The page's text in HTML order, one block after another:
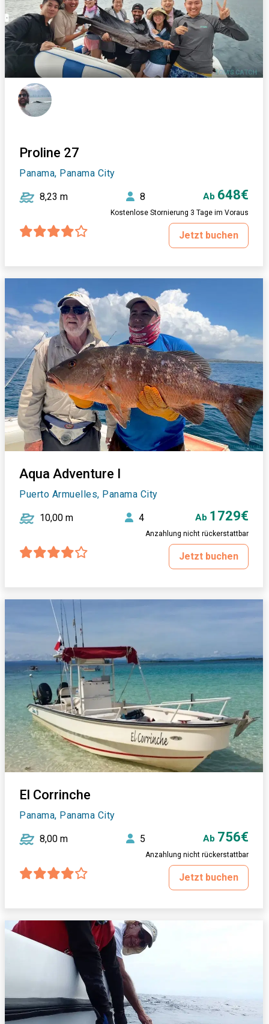
Proline 27
Panama, Panama City
8,23 m 8 Ab 648€
Kostenlose Stornierung 3 Tage im Voraus
Jetzt buchen
Aqua Adventure I
Puerto Armuelles, Panama City
10,00 m 4 Ab 1729€
Anzahlung nicht rückerstattbar
Jetzt buchen
El Corrinche
Panama, Panama City
8,00 m 5 Ab 756€
Anzahlung nicht rückerstattbar
Jetzt buchen